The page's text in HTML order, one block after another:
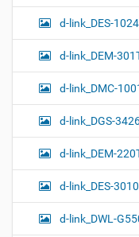
d-link_DES-
d-link_DEM-
d-link_DMC-
d-link_DGS-
d-link_DEM-
d-link_DES-
d-link_DWL-